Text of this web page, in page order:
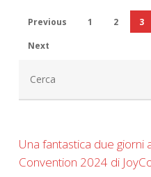
Previous 1 2 3
Next
Una fantastica due giorni
Convention 2024 di